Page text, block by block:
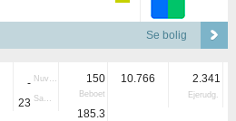
Se bolig
- Nuvær.
23 Samlet
150
Beboet
185.3
10.766 2.341
Ejerudg.